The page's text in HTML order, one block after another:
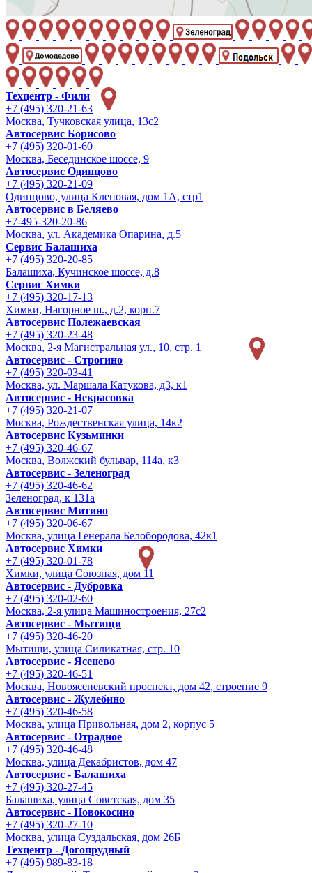
Техцентр - Фили
+7 (495) 320-21-63
Москва, Тучковская улица, 13с2
Автосервис Борисово
+7 (495) 320-01-60
Москва, Бесединское шоссе, 9
Автосервис Одинцово
+7 (495) 320-21-09
Одинцово, улица Кленовая, дом 1А, стр1
Автосервис в Беляево
+7-495-320-20-86
Москва, ул. Академика Опарина, д.5
Сервис Балашиха
+7 (495) 320-20-85
Балашиха, Кучинское шоссе, д.8
Сервис Химки
+7 (495) 320-17-13
Химки, Нагорное ш., д.2, корп.7
Автосервис Полежаевская
+7 (495) 320-23-48
Москва, 2-я Магистральная ул., 10, стр. 1
Автосервис - Строгино
+7 (495) 320-03-41
Москва, ул. Маршала Катукова, д3, к1
Автосервис - Некрасовка
+7 (495) 320-21-07
Москва, Рождественская улица, 14к2
Автосервис Кузьминки
+7 (495) 320-46-67
Москва, Волжский бульвар, 114а, к3
Автосервис - Зеленоград
+7 (495) 320-46-62
Зеленоград, к 131а
Автосервис Митино
+7 (495) 320-06-67
Москва, улица Генерала Белобородова, 42к1
Автосервис Химки
+7 (495) 320-01-78
Химки, улица Союзная, дом 11
Автосервис - Дубровка
+7 (495) 320-02-60
Москва, 2-я улица Машиностроения, 27с2
Автосервис - Мытищи
+7 (495) 320-46-20
Мытищи, улица Силикатная, стр. 10
Автосервис - Ясенево
+7 (495) 320-46-51
Москва, Новоясеневский проспект, дом 42, строение 9
Автосервис - Жулебино
+7 (495) 320-46-58
Москва, улица Привольная, дом 2, корпус 5
Автосервис - Отрадное
+7 (495) 320-46-48
Москва, улица Декабристов, дом 47
Автосервис - Балашиха
+7 (495) 320-27-45
Балашиха, улица Советская, дом 35
Автосервис - Новокосино
+7 (495) 320-27-10
Москва, улица Суздальская, дом 26Б
Техцентр - Догопрудный
+7 (495) 989-83-18